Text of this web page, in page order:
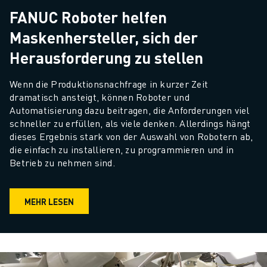
FANUC Roboter helfen
Maskenhersteller, sich der
Herausforderung zu stellen
Wenn die Produktionsnachfrage in kurzer Zeit
dramatisch ansteigt, können Roboter und
Automatisierung dazu beitragen, die Anforderungen viel
schneller zu erfüllen, als viele denken. Allerdings hängt
dieses Ergebnis stark von der Auswahl von Robotern ab,
die einfach zu installieren, zu programmieren und in
Betrieb zu nehmen sind.
MEHR LESEN